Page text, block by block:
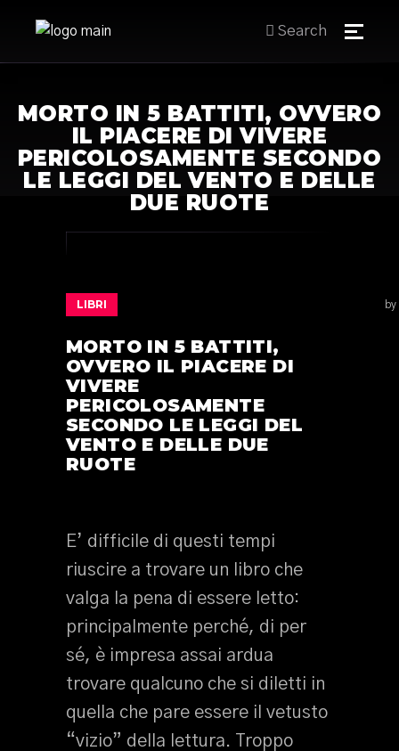
Search
MORTO IN 5 BATTITI, OVVERO
IL PIACERE DI VIVERE
PERICOLOSAMENTE SECONDO
LE LEGGI DEL VENTO E DELLE
DUE RUOTE
LIBRI by
MORTO IN 5 BATTITI,
OVVERO IL PIACERE DI
VIVERE
PERICOLOSAMENTE
SECONDO LE LEGGI DEL
VENTO E DELLE DUE
RUOTE
E’ difficile di questi tempi
riuscire a trovare un libro che
valga la pena di essere letto:
principalmente perché, di per
sé, è impresa assai ardua
trovare qualcuno che si diletti in
quella che pare essere il vetusto
“vizio” della lettura. Troppo